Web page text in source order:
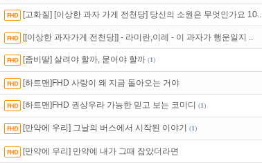
댓글만 잘써도 무료 포인트 를 드립니다!
정액제 할인쿠폰 사용방법안내
출석체크이벤트!매일매일출석체크!
자녀보호기능으로 가족과 함께 투디스크를 이용하세요~
요즘 뭐가 재밌지?고민되면 눌러봐!투스토리~
[고화질] [이상한 과자 가게 전천당] 당신의 소원은 무엇인가요 10..
[[이상한 과자가게 전천당]] - 라미란,이레 - 이 과자가 행운일지 ..
[좀비딸] 살려야 할까, 묻어야 할까 (1)
[하트맨]FHD 사랑이 왜 지금 돌아오는 거야
[하트맨]FHD 권상우라 가능한 믿고 보는 코미디 (1)
[만약에 우리] 그날의 버스에서 시작된 이야기 (1)
[만약에 우리] 만약에 내가 그때 잡았더라면